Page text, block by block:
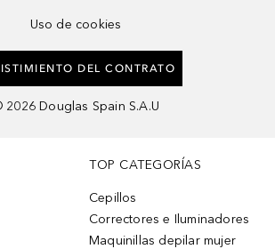
Uso de cookies
DEL CONTRATO
2026 Douglas Spain S.A.U
TOP CATEGORÍAS
Cepillos
Correctores e Iluminadores
Maquinillas depilar mujer